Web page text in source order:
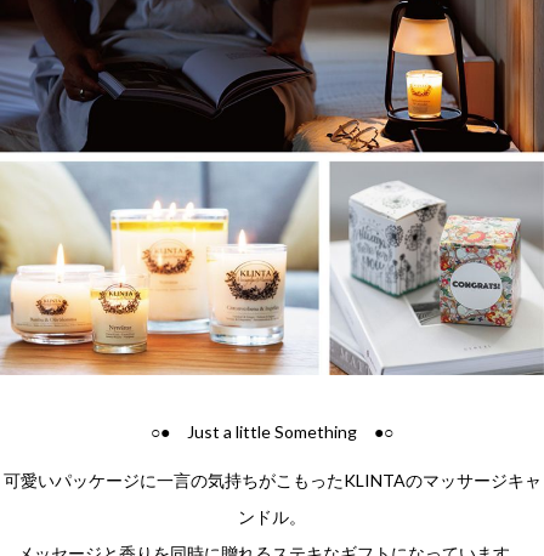
○● Just a little Something ●○
可愛いパッケージに一言の気持ちがこもったKLINTAのマッサージキャ
ンドル。